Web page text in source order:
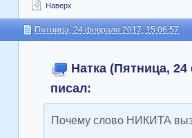
Наверх
Пятница, 24 февраля 2017, 15:06:57
Натка (Пятница,
писал:
Почему слово НИКИТА